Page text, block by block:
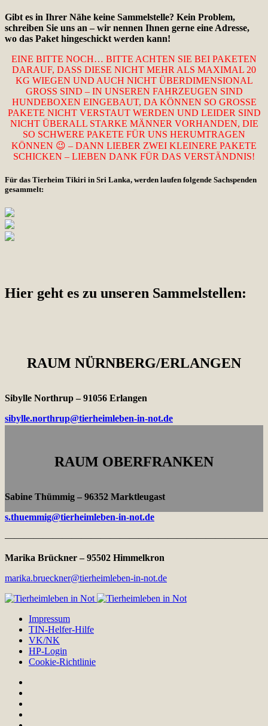
Gibt es in Ihrer Nähe keine Sammelstelle? Kein Problem,
schreiben Sie uns an – wir nennen Ihnen gerne eine Adresse,
wo das Paket hingeschickt werden kann!
EINE BITTE NOCH… BITTE ACHTEN SIE BEI PAKETEN
DARAUF, DASS DIESE NICHT MEHR ALS MAXIMAL 20
KG WIEGEN UND AUCH NICHT ÜBERDIMENSIONAL
GROSS SIND – IN UNSEREN FAHRZEUGEN SIND
HUNDEBOXEN EINGEBAUT, DA KÖNNEN SO GROSSE
PAKETE NICHT VERSTAUT WERDEN UND LEIDER SIND
NICHT ÜBERALL STARKE MÄNNER VORHANDEN, DIE
SO SCHWERE PAKETE FÜR UNS HERUMTRAGEN
KÖNNEN 😉 – DANN LIEBER ZWEI KLEINERE PAKETE
SCHICKEN – LIEBEN DANK FÜR DAS VERSTÄNDNIS!
Für das Tierheim Tikiri in Sri Lanka, werden laufen folgende Sachspenden
gesammelt:
Hier geht es zu unseren Sammelstellen:
RAUM NÜRNBERG/ERLANGEN
Sibylle Northrup – 91056 Erlangen
sibylle.northrup@tierheimleben-in-not.de
RAUM OBERFRANKEN
Sabine Thümmig – 96352 Marktleugast
s.thuemmig@tierheimleben-in-not.de
Marika Brückner – 95502 Himmelkron
marika.brueckner@tierheimleben-in-not.de
Impressum
TIN-Helfer-Hilfe
VK/NK
HP-Login
Cookie-Richtlinie